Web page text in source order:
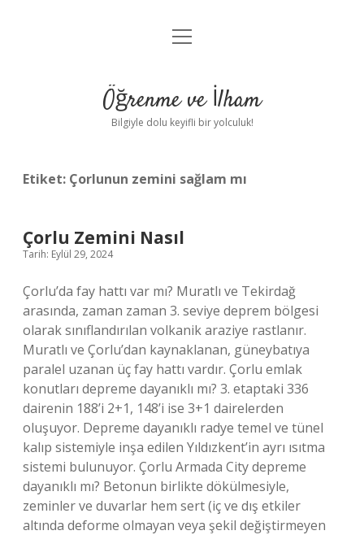
Anasayfa
Yasal Uyarı
menüyü
Öğrenme ve İlham
Bilgiyle dolu keyifli bir yolculuk!
Etiket: Çorlunun zemini sağlam mı
Çorlu Zemini Nasıl
Tarih: Eylül 29, 2024
Çorlu’da fay hattı var mı? Muratlı ve Tekirdağ
arasında, zaman zaman 3. seviye deprem bölgesi
olarak sınıflandırılan volkanik araziye rastlanır.
Muratlı ve Çorlu’dan kaynaklanan, güneybatıya
paralel uzanan üç fay hattı vardır. Çorlu emlak
konutları depreme dayanıklı mı? 3. etaptaki 336
dairenin 188’i 2+1, 148’i ise 3+1 dairelerden
oluşuyor. Depreme dayanıklı radye temel ve tünel
kalıp sistemiyle inşa edilen Yıldızkent’in ayrı ısıtma
sistemi bulunuyor. Çorlu Armada City depreme
dayanıklı mı? Betonun birlikte dökülmesiyle,
zeminler ve duvarlar hem sert (iç ve dış etkiler
altında deforme olmayan veya şekil değiştirmeyen